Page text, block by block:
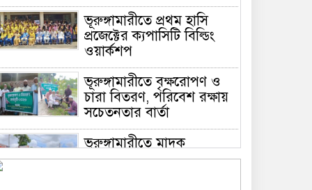
ভূরুঙ্গামারীতে প্রথম হাসি
প্রজেক্টের ক্যপাসিটি বিল্ডিং
ওয়ার্কশপ
ভূরুঙ্গামারীতে বৃক্ষরোপণ ও
চারা বিতরণ, পরিবেশ রক্ষায়
সচেতনতার বার্তা
ভূরুঙ্গামারীতে মাদক
প্রতিরোধে মানববন্ধন